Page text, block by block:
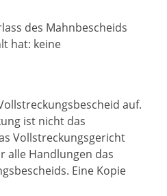
des Mahnbescheids
hat: keine
auf.
ist nicht das
Vollstreckungsgericht
alle Handlungen das
Eine Kopie